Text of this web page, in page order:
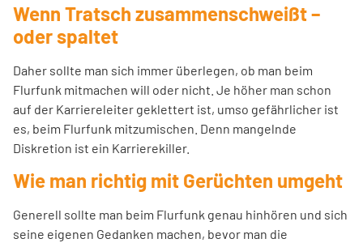
Wenn Tratsch zusammenschweißt –
oder spaltet
Daher sollte man sich immer überlegen, ob man beim
Flurfunk mitmachen will oder nicht. Je höher man schon
auf der Karriereleiter geklettert ist, umso gefährlicher ist
es, beim Flurfunk mitzumischen. Denn mangelnde
Diskretion ist ein Karrierekiller.
Wie man richtig mit Gerüchten umgeht
Generell sollte man beim Flurfunk genau hinhören und sich
seine eigenen Gedanken machen, bevor man die